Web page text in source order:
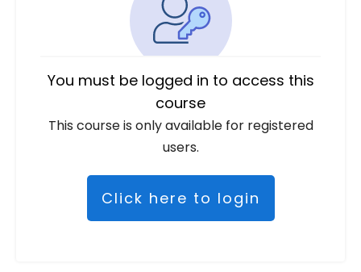
You must be logged in to access this
course
This course is only available for registered
users.
Click here to login